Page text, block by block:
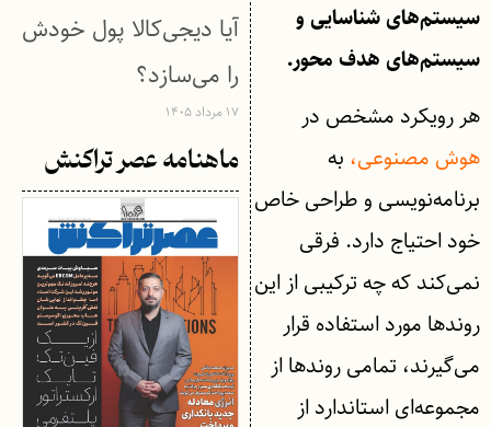
سیستم‌های شناسایی و
سیستم‌های هدف محور.
هر رویکرد مشخص در
هوش مصنوعی، به
برنامه‌نویسی و طراحی خاص
خود احتیاج دارد. فرقی
نمی‌کند که چه ترکیبی از این
روندها مورد استفاده قرار
می‌گیرند، تمامی روندها از
مجموعه‌ای استاندارد از
آیا دیجی‌کالا پول خودش
را می‌سازد؟
۱۷ مرداد ۱۴۰۵
ماهنامه عصر تراکنش